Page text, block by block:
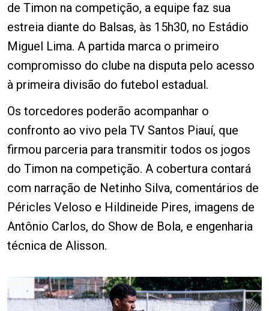
de Timon na competição, a equipe faz sua
estreia diante do Balsas, às 15h30, no Estádio
Miguel Lima. A partida marca o primeiro
compromisso do clube na disputa pelo acesso
à primeira divisão do futebol estadual.
Os torcedores poderão acompanhar o
confronto ao vivo pela TV Santos Piauí, que
firmou parceria para transmitir todos os jogos
do Timon na competição. A cobertura contará
com narração de Netinho Silva, comentários de
Péricles Veloso e Hildineide Pires, imagens de
Antônio Carlos, do Show de Bola, e engenharia
técnica de Alisson.